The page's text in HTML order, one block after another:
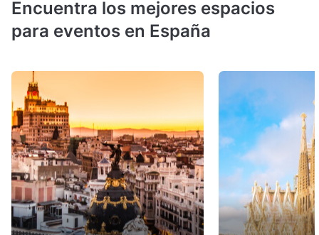
Encuentra los mejores espacios
para eventos en España